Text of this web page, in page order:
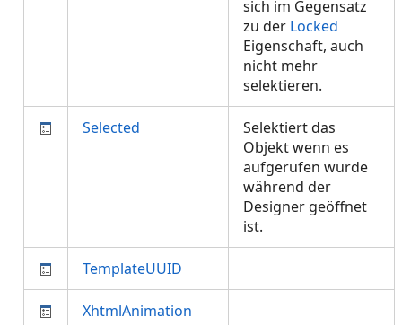
sich im Gegensatz
zu der Locked
Eigenschaft, auch
nicht mehr
selektieren.
Selected
Selektiert das
Objekt wenn es
aufgerufen wurde
während der
Designer geöffnet
ist.
TemplateUUID
XhtmlAnimation